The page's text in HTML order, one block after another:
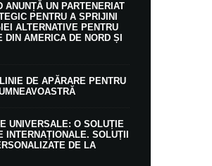
UN PARTENERIAT
PENTRU A SPRIJINI
ALTERNATIVE PENTRU
DIN AMERICA DE NORD ȘI
DE APĂRARE PENTRU
UNIVERSALE: O SOLUȚIE
INTERNAȚIONALE. SOLUȚII
DE LA